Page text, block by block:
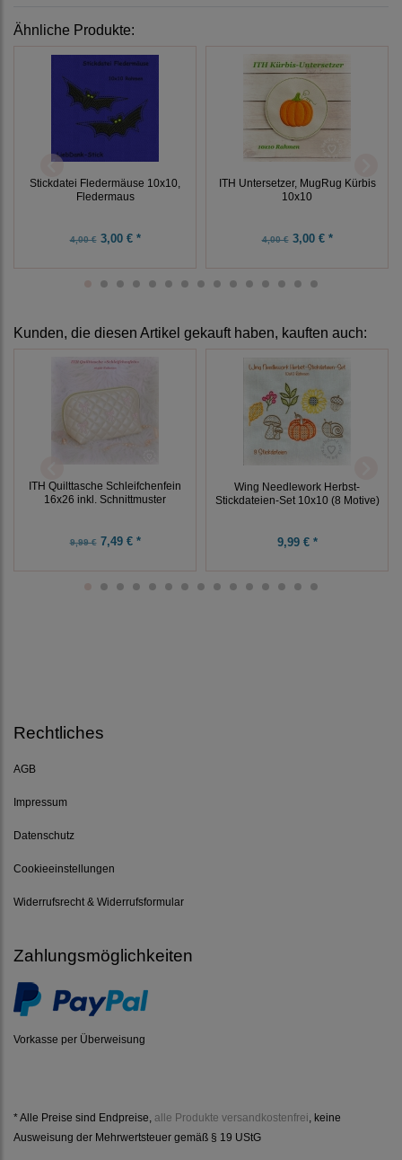
Ähnliche Produkte:
Stickdatei Fledermäuse 10x10,
Fledermaus
4,00 €3,00 € *
ITH Untersetzer, MugRug Kürbis
10x10
4,00 €3,00 € *
Kunden, die diesen Artikel gekauft haben, kauften auch:
ITH Quilttasche Schleifchenfein
16x26 inkl. Schnittmuster
9,99 €7,49 € *
Wing Needlework Herbst-
Stickdateien-Set 10x10 (8 Motive)
9,99 € *
Rechtliches
AGB
Impressum
Datenschutz
Cookieeinstellungen
Widerrufsrecht & Widerrufsformular
Zahlungsmöglichkeiten
Vorkasse per Überweisung
* Alle Preise sind Endpreise, alle Produkte versandkostenfrei , keine
Ausweisung der Mehrwertsteuer gemäß § 19 UStG